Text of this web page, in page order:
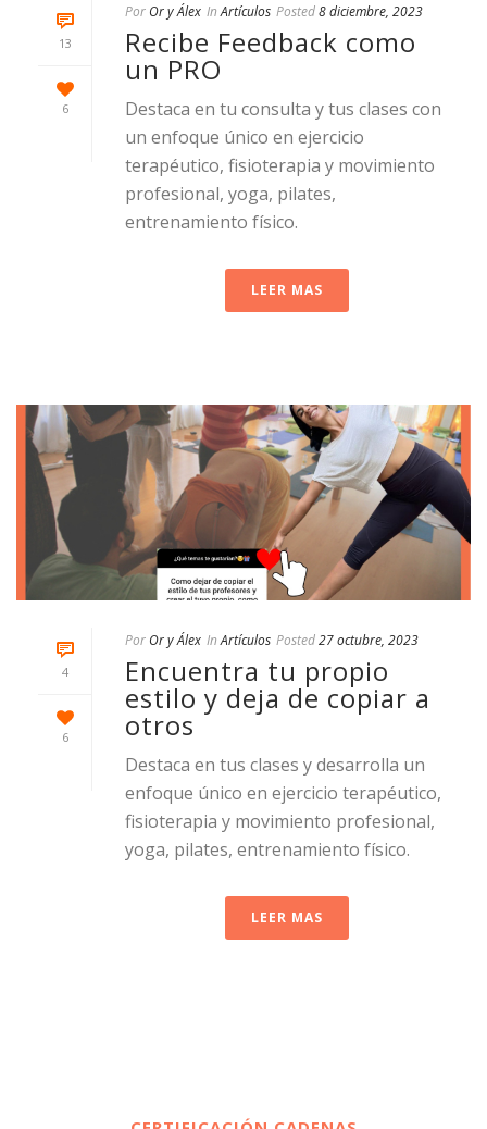
13
6
Por Or y Álex In Artículos Posted8 diciembre, 2023
Recibe Feedback como
un PRO
Destaca en tu consulta y tus clases con
un enfoque único en ejercicio
terapéutico, fisioterapia y movimiento
profesional, yoga, pilates,
entrenamiento físico.
LEER MAS
4
6
Por Or y Álex In Artículos Posted27 octubre, 2023
Encuentra tu propio
estilo y deja de copiar a
otros
Destaca en tus clases y desarrolla un
enfoque único en ejercicio terapéutico,
fisioterapia y movimiento profesional,
yoga, pilates, entrenamiento físico.
LEER MAS